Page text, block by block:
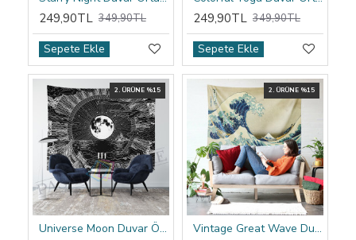
249,90TL 349,90TL
Sepete Ekle
249,90TL 349,90TL
Sepete Ekle
2. ÜRÜNE %15
Universe Moon Duvar Örtüsü
2. ÜRÜNE %15
Vintage Great Wave Duvar Örtüsü